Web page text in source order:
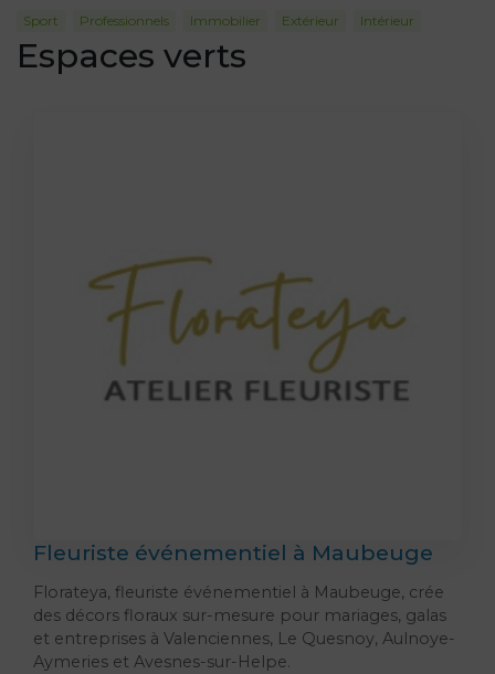
Sport Professionnels Immobilier Extérieur Intérieur
Espaces verts
Fleuriste événementiel à Maubeuge
Florateya, fleuriste événementiel à Maubeuge, crée
des décors floraux sur-mesure pour mariages, galas
et entreprises à Valenciennes, Le Quesnoy, Aulnoye-
Aymeries et Avesnes-sur-Helpe.